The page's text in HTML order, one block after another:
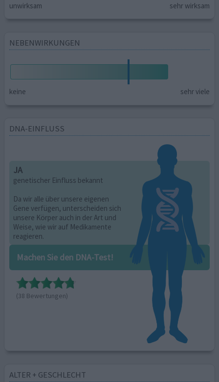
unwirksam sehr wirksam
NEBENWIRKUNGEN
keine sehr viele
DNA-EINFLUSS
JA
genetischer Einfluss bekannt
Da wir alle über unsere eigenen
Gene verfügen, unterscheiden sich
unsere Körper auch in der Art und
Weise, wie wir auf Medikamente
reagieren.
Machen Sie den DNA-Test!
(38 Bewertungen)
ALTER + GESCHLECHT